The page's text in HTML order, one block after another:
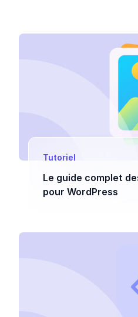
Tutoriel
Le guide complet
pour WordPress